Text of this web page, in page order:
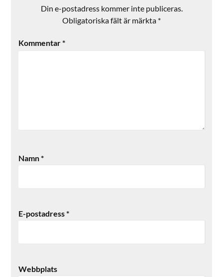
Din e-postadress kommer inte publiceras.
Obligatoriska fält är märkta *
Kommentar*
Namn*
E-postadress*
Webbplats